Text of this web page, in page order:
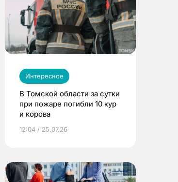
Интересное
В Томской области за сутки
при пожаре погибли 10 кур
и корова
12:04 / 25.07.26